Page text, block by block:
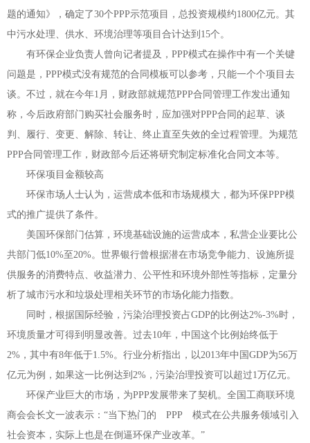
题的通知》，确定了30个PPP示范项目，总投资规模约1800亿元。其
中污水处理、供水、环境治理等项目合计达到 15个。
有环保企业负责人曾向记者提及，PPP模式在操作中有一个关键
问题是， PPP模式没有规范的合同模板可以参考，只能一个个项目去
谈。不过，就在今年1 月，财政部就规范PPP合同管理工作发出通知
称，今后政府部门购买社会服务时，应加强对PPP合同的起草、谈
判、履行、变更、解除、转让、终止直至失效的全过程管理。为规范
PPP合同管理工作，财政部今后还将研究制定标准化合同文本等。
环保项目金额较高
环保市场人士认为，运营成本低和市场规模大，都为环保PPP模
式的推广提供了条件。
美国环保部门估算，环境基础设施的运营成本，私营企业要比公
共部门低10%至20%。世界银行曾根据潜在市场竞争能力、设施所提
供服务的消费特点、收益潜力、公平性和环境外部性等指标，定量分
析了城市污水和垃圾处理相关环节的市场化能力指数。
同时，根据国际经验，污染治理投资占GDP的比例达2%-3%时，
环境质量才可得到明显改善。过去10年，中国这个比例始终低于
2% ，其中有8年低于1.5%。行业分析指出，以2013年中国 GDP为56万
亿元为例，如果这一比例达到 2% ，污染治理投资可以超过1万亿元。
环保产业巨大的市场，为PPP发展带来了契机。全国工商联环境
商会会长文一波表示： “当下热门的 PPP 模式在公共服务领域引入
社会资本，实际上也是在倒逼环保产业改革。 ”